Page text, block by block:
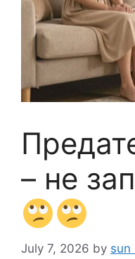
– не
July 7, 2026 by sun